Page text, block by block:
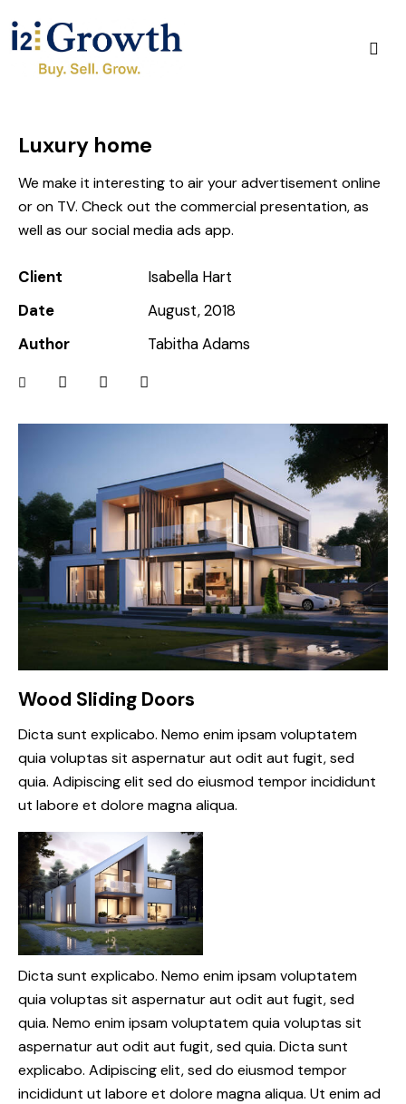
Luxury home
Wood Sliding Doors
Dicta sunt explicabo. Nemo enim ipsam voluptatem
quia voluptas sit aspernatur aut odit aut fugit, sed
quia. Adipiscing elit sed do eiusmod tempor incididunt
ut labore et dolore magna aliqua.
Dicta sunt explicabo. Nemo enim ipsam voluptatem
quia voluptas sit aspernatur aut odit aut fugit, sed
quia. Nemo enim ipsam voluptatem quia voluptas sit
aspernatur aut odit aut fugit, sed quia. Dicta sunt
explicabo. Adipiscing elit, sed do eiusmod tempor
incididunt ut labore et dolore magna aliqua. Ut enim ad
We make it interesting to air your advertisement online
or on TV. Check out the commercial presentation, as
well as our social media ads app.
Client
Isabella Hart
Date
August, 2018
Author
Tabitha Adams